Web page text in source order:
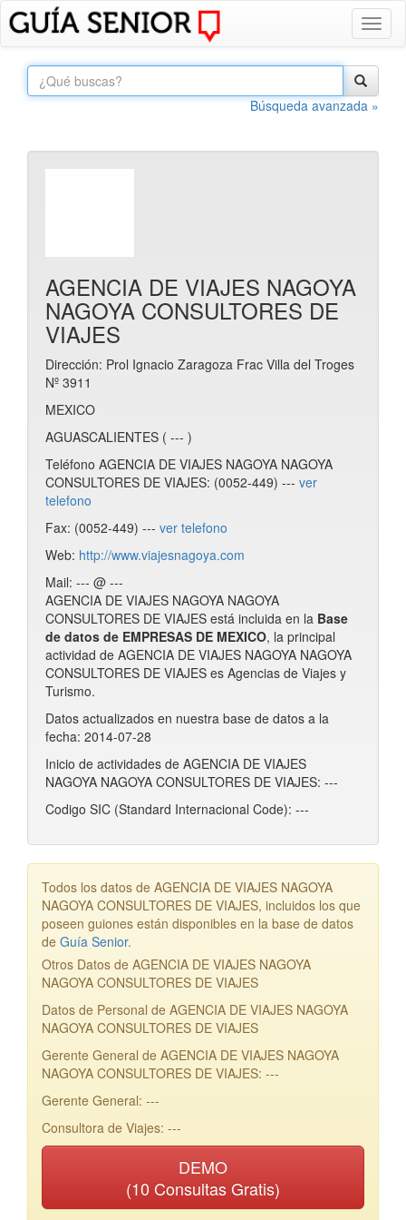
Búsqueda avanzada »
AGENCIA DE VIAJES NAGOYA
NAGOYA CONSULTORES DE
VIAJES
Dirección: Prol Ignacio Zaragoza Frac Villa del Troges
Nº 3911
MEXICO
AGUASCALIENTES ( --- )
Teléfono AGENCIA DE VIAJES NAGOYA NAGOYA
CONSULTORES DE VIAJES: (0052-449) --- ver
telefono
Fax: (0052-449) --- ver telefono
Web: http://www.viajesnagoya.com
Mail: --- @ ---
AGENCIA DE VIAJES NAGOYA NAGOYA
CONSULTORES DE VIAJES está incluida en la Base
de datos de EMPRESAS DE MEXICO, la principal
actividad de AGENCIA DE VIAJES NAGOYA NAGOYA
CONSULTORES DE VIAJES es Agencias de Viajes y
Turismo.
Datos actualizados en nuestra base de datos a la
fecha: 2014-07-28
Inicio de actividades de AGENCIA DE VIAJES
NAGOYA NAGOYA CONSULTORES DE VIAJES: ---
Codigo SIC (Standard Internacional Code): ---
Todos los datos de AGENCIA DE VIAJES NAGOYA
NAGOYA CONSULTORES DE VIAJES, incluidos los que
poseen guiones están disponibles en la base de datos
de Guía Senior.
Otros Datos de AGENCIA DE VIAJES NAGOYA
NAGOYA CONSULTORES DE VIAJES
Datos de Personal de AGENCIA DE VIAJES NAGOYA
NAGOYA CONSULTORES DE VIAJES
Gerente General de AGENCIA DE VIAJES NAGOYA
NAGOYA CONSULTORES DE VIAJES: ---
Gerente General: ---
Consultora de Viajes: ---
DEMO
(10 Consultas Gratis)